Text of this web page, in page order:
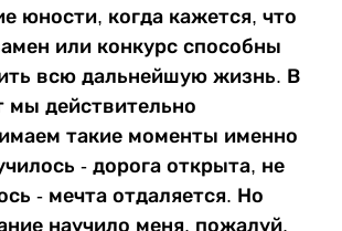
юности, когда кажется, что
или конкурс способны
всю дальнейшую жизнь. В
мы действительно
такие моменты именно
- дорога открыта, не
- мечта отдаляется. Но
научило меня, пожалуй,